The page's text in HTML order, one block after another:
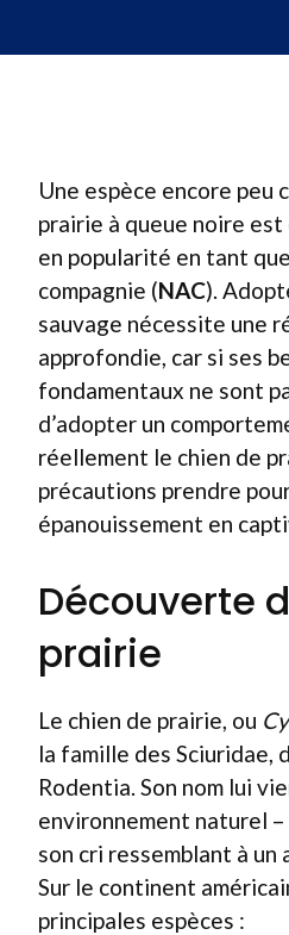
Une espèce encore peu
prairie à queue noire
en popularité en tant
compagnie (NAC).
sauvage nécessite une
approfondie, car si ses
fondamentaux ne sont
d’adopter un
réellement le chien de
précautions prendre
épanouissement en
Découverte
prairie
Le chien de prairie, ou
la famille des Sciuridae,
Rodentia. Son nom lui
environnement naturel
son cri ressemblant à un
Sur le continent
principales espèces :